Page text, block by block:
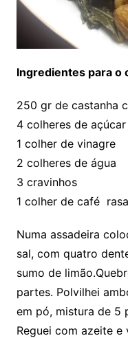
Ingredientes para o
250 gr de castanha
4 colheres de
1 colher de vinagre
2 colheres de água
3 cravinhos
1 colher de café
Numa assadeira
sal, com quatro
sumo de
partes. Polvilhei
em pó, mistura de 5
Reguei com azeite